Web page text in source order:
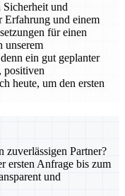
und
Erfahrung und einem
für einen
unserem
ein gut geplanter
positiven
heute, um den ersten
zuverlässigen Partner?
ersten Anfrage bis zum
und